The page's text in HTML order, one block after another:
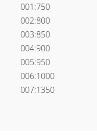
身
訓
器
械
量
001:750
002:800
003:850
004:900
005:950
006:1000
007:1350